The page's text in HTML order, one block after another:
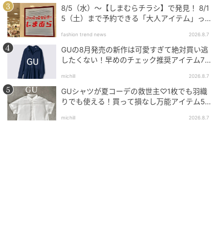
8/5（水）〜【しまむらチラシ】で発見！ 8/1
5（土）まで予約できる「大人アイテム」っ
fashion trend news 2026.8.7
GUの8月発売の新作は可愛すぎて絶対買い逃
したくない！早めのチェック推奨アイテム7
michill 2026.8.7
GUシャツが夏コーデの救世主♡1枚でも羽織
りでも使える！買って損なし万能アイテム5
michill 2026.8.7